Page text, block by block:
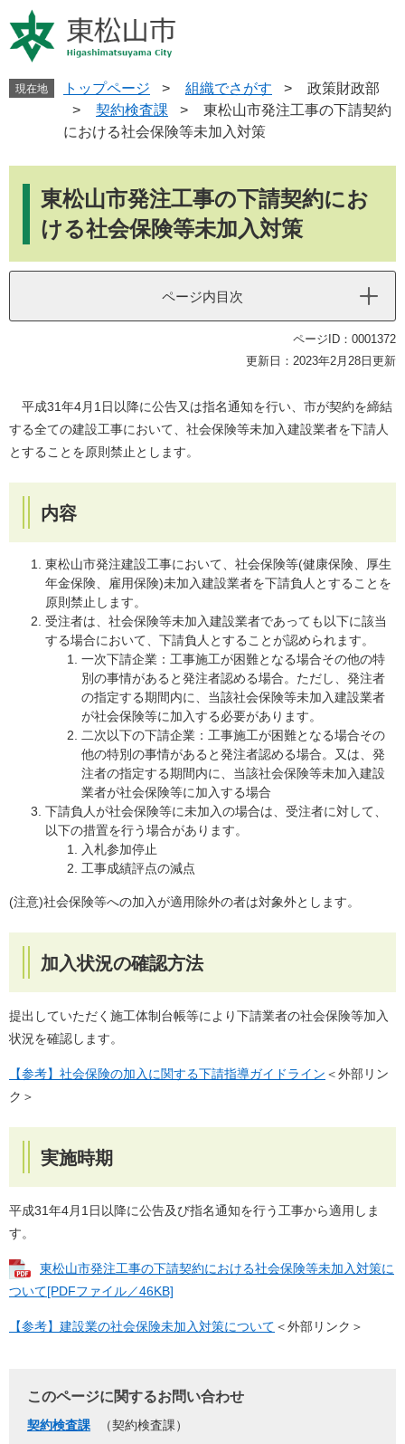
ー
ジ
ニ
ュ
現在地 トップページ > 組織でさがす >
政策財政部
>
契約検査課 >
東松山市発注工事の下請契約
における社会保険等未加入対策
東松山市発注工事の下請契約にお
ける社会保険等未加入対策
ページ内目次
ページID：0001372
更新日：2023年2月28日更新
平成31年4月1日以降に公告又は指名通知を行い、市が契約を締結
する全ての建設工事において、社会保険等未加入建設業者を下請人
とすることを原則禁止とします。
内容
東松山市発注建設工事において、社会保険等(健康保険、厚生
年金保険、雇用保険)未加入建設業者を下請負人とすることを
原則禁止します。
受注者は、社会保険等未加入建設業者であっても以下に該当
する場合において、下請負人とすることが認められます。
一次下請企業：工事施工が困難となる場合その他の特
別の事情があると発注者認める場合。ただし、発注者
の指定する期間内に、当該社会保険等未加入建設業者
が社会保険等に加入する必要があります。
二次以下の下請企業：工事施工が困難となる場合その
他の特別の事情があると発注者認める場合。又は、発
注者の指定する期間内に、当該社会保険等未加入建設
業者が社会保険等に加入する場合
下請負人が社会保険等に未加入の場合は、受注者に対して、
以下の措置を行う場合があります。
入札参加停止
工事成績評点の減点
(注意)社会保険等への加入が適用除外の者は対象外とします。
加入状況の確認方法
提出していただく施工体制台帳等により下請業者の社会保険等加入
状況を確認します。
【参考】社会保険の加入に関する下請指導ガイドライン ＜外部リン
ク＞
実施時期
平成31年4月1日以降に公告及び指名通知を行う工事から適用しま
す。
東松山市発注工事の下請契約における社会保険等未加入対策に
ついて[PDFファイル／46KB]
【参考】建設業の社会保険未加入対策について ＜外部リンク＞
このページに関するお問い合わせ
契約検査課
契約検査課